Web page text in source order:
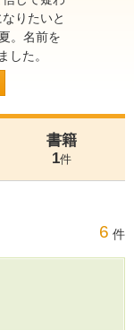
りたいと
。名前を
した。
書籍
1件
6 件